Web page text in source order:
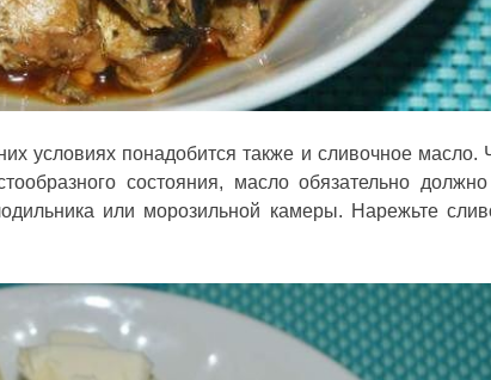
условиях понадобится также и сливочное масло.
состояния, масло обязательно
или морозильной камеры. Нарежьте